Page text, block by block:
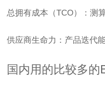
总拥有成本（TCO）：测
供应商生命力：产品迭代
国内用的比较多的